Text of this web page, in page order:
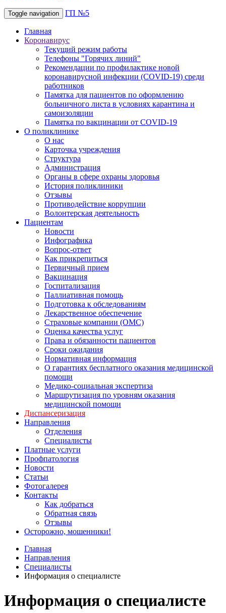
Toggle navigation ГП №5
Главная
Коронавирус
Текущий режим работы
Телефоны "Горячих линий"
Рекомендации по профилактике новой
коронавирусной инфекции (COVID-19) среди
работников
Памятка для пациентов по оформлению
больничного листа в условиях карантина и
самоизоляции
Памятка по вакцинации от COVID-19
О поликлинике
О нас
Карточка учреждения
Структура
Администрация
Органы в сфере охраны здоровья
История поликлиники
Отзывы
Противодействие коррупции
Волонтерская деятельность
Пациентам
Новости
Инфографика
Вопрос-ответ
Как прикрепиться
Первичный прием
Вакцинация
Госпитализация
Паллиативная помощь
Подготовка к обследованиям
Лекарственное обеспечение
Страховые компании (ОМС)
Оценка качества услуг
Права и обязанности пациентов
Сроки ожидания
Нормативная информация
О гарантиях бесплатного оказания медицинской
помощи
Медико-социальная экспертиза
Маршрутизация по уровням оказания
медицинской помощи
Диспансеризация
Направления
Отделения
Специалисты
Платные услуги
Профпатология
Новости
Статьи
Фотогалерея
Контакты
Как добраться
Обратная связь
Отзывы
Осторожно, мошенники!
Главная
Направления
Специалисты
Информация о специалисте
Информация о специалисте